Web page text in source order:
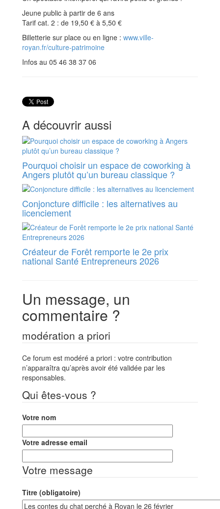
Jeune public à partir de 6 ans
Tarif cat. 2 : de 19,50 € à 5,50 €
Billetterie sur place ou en ligne : www.ville-
royan.fr/culture-patrimoine
Infos au 05 46 38 37 06
A découvrir aussi
Pourquoi choisir un espace de coworking à
Angers plutôt qu’un bureau classique ?
Conjoncture difficile : les alternatives au
licenciement
Créateur de Forêt remporte le 2e prix
national Santé Entrepreneurs 2026
Un message, un
commentaire ?
modération a priori
Ce forum est modéré a priori : votre contribution
n’apparaîtra qu’après avoir été validée par les
responsables.
Qui êtes-vous ?
Votre nom
Votre adresse email
Votre message
Titre (obligatoire)